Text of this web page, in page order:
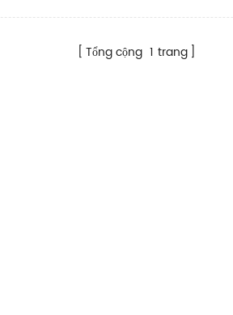
Tổng cộng 1 trang